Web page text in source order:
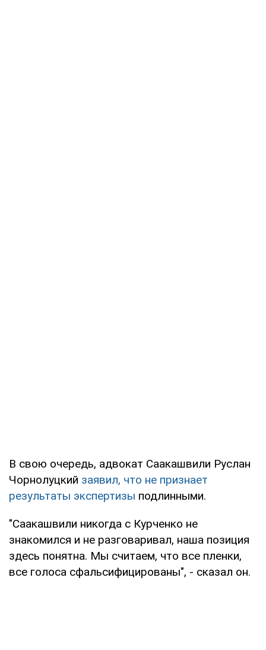
В свою очередь, адвокат Саакашвили Руслан
Чорнолуцкий заявил, что не признает
результаты экспертизы подлинными.
"Саакашвили никогда с Курченко не
знакомился и не разговаривал, наша позиция
здесь понятна. Мы считаем, что все пленки,
все голоса сфальсифицированы", - сказал он.